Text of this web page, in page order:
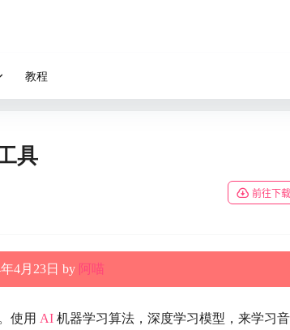
教程
具
前往下载
4月23日 by 阿喵
。使用 AI 机器学习算法，深度学习模型，来学习音